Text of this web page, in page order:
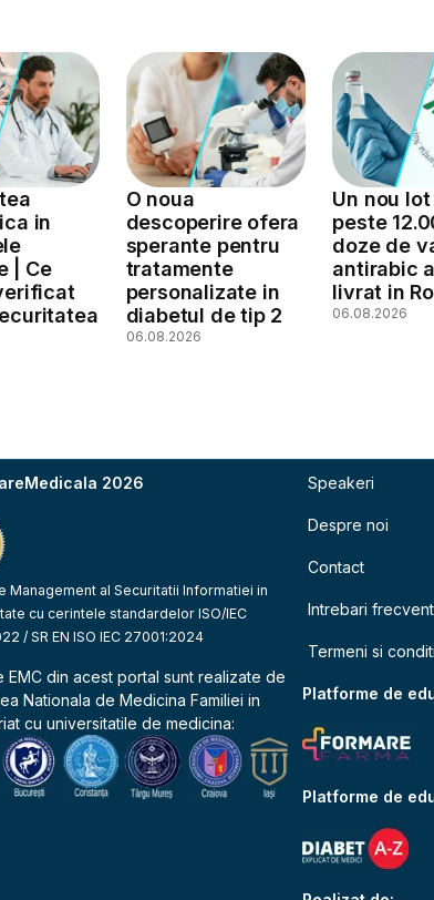
in
| Ce
O noua
descoperire ofera
sperante pentru
tratamente
personalizate in
diabetul de tip 2
06.08.2026
Un nou
peste
doze de
antirabic
livrat in
06.08.2026
2026
Management al Securitatii Informatiei in
cu cerintele standardelor ISO/IEC
/ SR EN ISO IEC 27001:2024
EMC din acest portal sunt realizate de
Nationala de Medicina Familiei in
cu universitatile de medicina:
Speakeri
Despre noi
Contact
Intrebari
Termeni si
Platforme de
Platforme de